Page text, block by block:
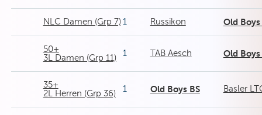
NLC Damen (Grp 7) 1 Russikon Old Boys
50+
3L Damen (Grp 11)
1 TAB Aesch Old Boys
35+
2L Herren (Grp 36)
1 Old Boys BS Basler